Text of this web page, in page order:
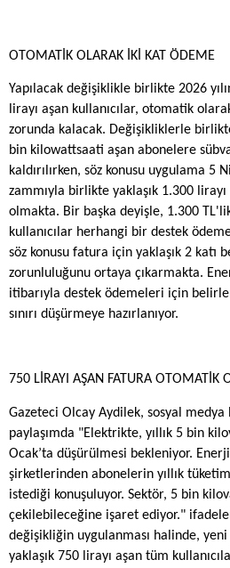
OTOMATİK OLARAK İKİ KAT ÖDEME
Yapılacak değişiklikle birlikte 2026
lirayı aşan kullanıcılar, otomatik
zorunda kalacak. Değişikliklerle
bin kilowattsaati aşan abonelere
kaldırılırken, söz konusu uygulama 5
zammıyla birlikte yaklaşık 1.300
olmakta. Bir başka deyişle, 1.300
kullanıcılar herhangi bir destek
söz konusu fatura için yaklaşık 2 katı
zorunluluğunu ortaya çıkarmakta.
itibarıyla destek ödemeleri için
sınırı düşürmeye hazırlanıyor.
750 LİRAYI AŞAN FATURA OTOMATİK
Gazeteci Olcay Aydilek, sosyal medya
paylaşımda "Elektrikte, yıllık 5 bin
Ocak’ta düşürülmesi bekleniyor.
şirketlerinden abonelerin yıllık
istediği konuşuluyor. Sektör, 5 bin
çekilebileceğine işaret ediyor."
değişikliğin uygulanması halinde,
yaklaşık 750 lirayı aşan tüm